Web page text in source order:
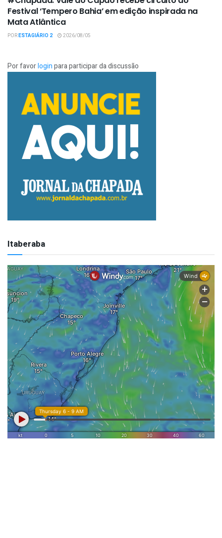
Festival ‘Tempero Bahia’ em edição inspirada na
Mata Atlântica
PORESTAGIÁRIO 2 2026/08/05
Por favorloginpara participar da discussão
Itaberaba